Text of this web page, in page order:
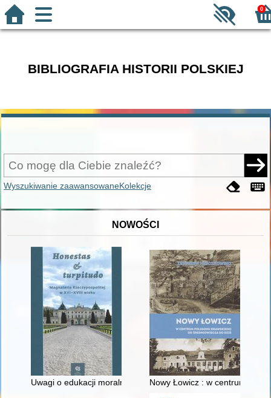
0
BIBLIOGRAFIA HISTORII POLSKIEJ
Wyszukiwanie zaawansowaneKolekcje
NOWOŚCI
Uwagi o edukacji moralnej synów szlacheckich w XVI-
Nowy Łowicz : w centrum